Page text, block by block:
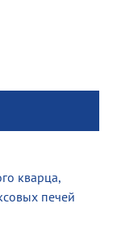
кварца,
печей